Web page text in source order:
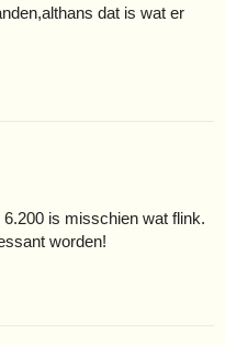
dat is wat er
is misschien wat flink.
worden!